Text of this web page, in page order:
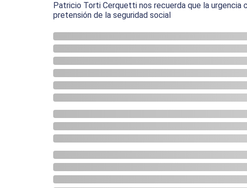
Patricio Torti Cerquetti nos recuerda que la urgencia
pretensión de la seguridad social